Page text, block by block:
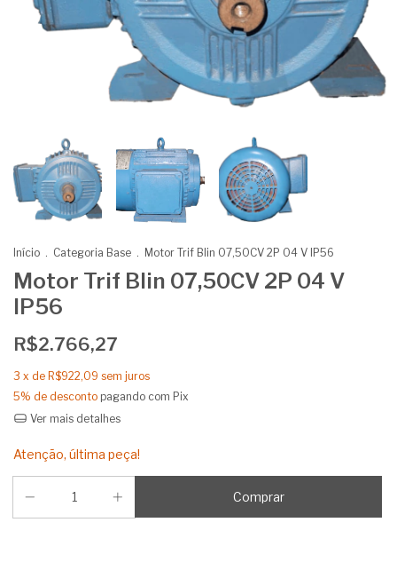
Início . Categoria Base . Motor Trif Blin 07,50CV 2P 04 V IP56
Motor Trif Blin 07,50CV 2P 04 V
IP56
R$2.766,27
3 x de R$922,09 sem juros
5% de desconto pagando com Pix
Ver mais detalhes
Atenção, última peça!